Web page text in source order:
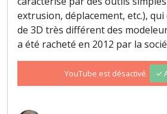
extrusion, déplacement, etc.),
de 3D très différent des
a été racheté en 2012 par la
YouTube est désactivé. ✓